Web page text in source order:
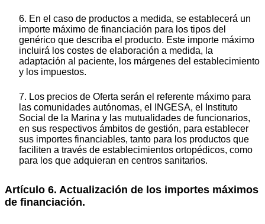
6. En el caso de productos a medida, se establecerá un
importe máximo de financiación para los tipos del
genérico que describa el producto. Este importe máximo
incluirá los costes de elaboración a medida, la
adaptación al paciente, los márgenes del establecimiento
y los impuestos.
7. Los precios de Oferta serán el referente máximo para
las comunidades autónomas, el INGESA, el Instituto
Social de la Marina y las mutualidades de funcionarios,
en sus respectivos ámbitos de gestión, para establecer
sus importes financiables, tanto para los productos que
faciliten a través de establecimientos ortopédicos, como
para los que adquieran en centros sanitarios.
Artículo 6. Actualización de los importes máximos
de financiación.